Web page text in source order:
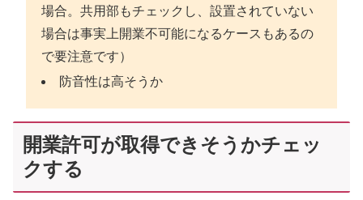
場合。共用部もチェックし、設置されていない
場合は事実上開業不可能になるケースもあるの
で要注意です）
防音性は高そうか
開業許可が取得できそうかチェッ
クする